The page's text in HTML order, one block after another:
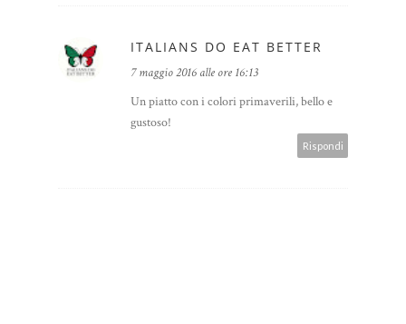
ITALIANS DO EAT BETTER
7 maggio 2016 alle ore 16:13
Un piatto con i colori primaverili, bello e
gustoso!
Rispondi